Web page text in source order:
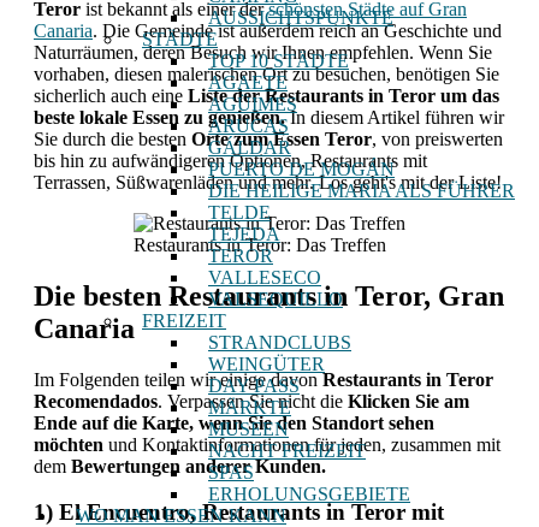
AUSSICHTSPUNKTE
STÄDTE
TOP 10 STÄDTE
AGAETE
AGÜIMES
ARUCAS
GÁLDAR
PUERTO DE MOGÁN
DIE HEILIGE MARIA ALS FÜHRER
TELDE
TEJEDA
TEROR
VALLESECO
VALSEQUILLO
FREIZEIT
STRANDCLUBS
WEINGÜTER
DAY PASS
MÄRKTE
MUSEEN
NACHT FREIZEIT
SPAS
ERHOLUNGSGEBIETE
WO MAN ESSEN KANN
Teror ist bekannt als einer derschönsten Städte auf Gran
Canaria. Die Gemeinde ist außerdem reich an Geschichte und
Naturräumen, deren Besuch wir Ihnen empfehlen. Wenn Sie
vorhaben, diesen malerischen Ort zu besuchen, benötigen Sie
sicherlich auch eine Liste der Restaurants in Teror um das
beste lokale Essen zu genießen.In diesem Artikel führen wir
Sie durch die besten Orte zum Essen Teror, von preiswerten
bis hin zu aufwändigeren Optionen, Restaurants mit
Terrassen, Süßwarenläden und mehr. Los geht's mit der Liste!
Restaurants in Teror: Das Treffen
Die besten Restaurants in Teror, Gran
Canaria
Im Folgenden teilen wir einige davonRestaurants in Teror
Recomendados. Verpassen Sie nicht die Klicken Sie am
Ende auf die Karte, wenn Sie den Standort sehen
möchten und Kontaktinformationen für jeden, zusammen mit
dem Bewertungen anderer Kunden.
1) El Encuentro, Restaurants in Teror mit